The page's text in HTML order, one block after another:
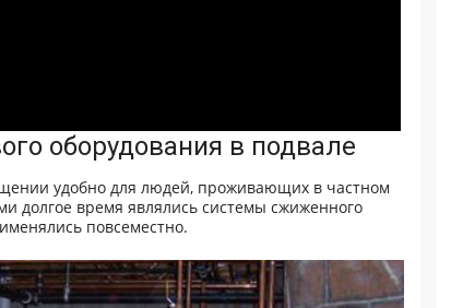
оборудования в подвале
удобно для людей, проживающих в частном
долгое время являлись системы сжиженного
повсеместно.